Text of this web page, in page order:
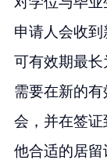
申请人会收
可有效期最长
需要在新的
会，并在签
他合适的居留